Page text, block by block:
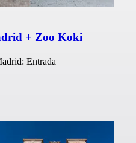
+ Zoo Koki
Entrada